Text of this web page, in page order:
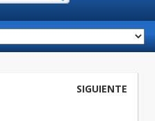
SIGUIENTE